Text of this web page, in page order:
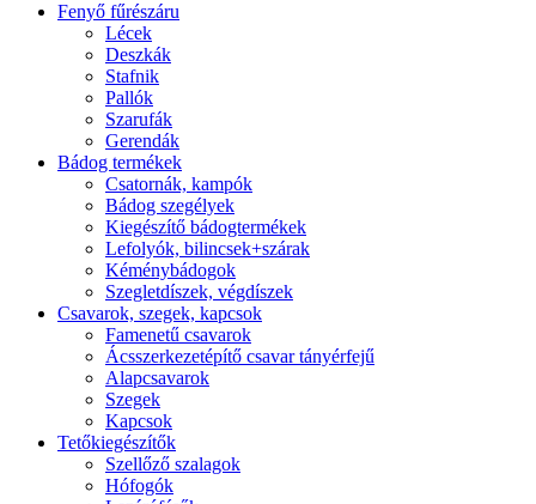
Fenyő fűrészáru
Lécek
Deszkák
Stafnik
Pallók
Szarufák
Gerendák
Bádog termékek
Csatornák, kampók
Bádog szegélyek
Kiegészítő bádogtermékek
Lefolyók, bilincsek+szárak
Kéménybádogok
Szegletdíszek, végdíszek
Csavarok, szegek, kapcsok
Famenetű csavarok
Ácsszerkezetépítő csavar tányérfejű
Alapcsavarok
Szegek
Kapcsok
Tetőkiegészítők
Szellőző szalagok
Hófogók